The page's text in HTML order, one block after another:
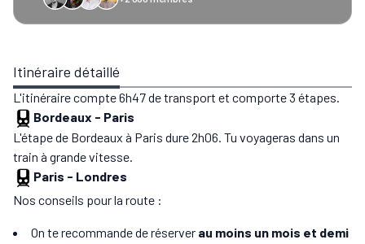
GreenGo Caledonian
Itinéraire détaillé
L'itinéraire compte 6h47 de transport et comporte 3 étapes.
Bordeaux - Paris
L'étape de Bordeaux à Paris dure 2h06. Tu voyageras dans un
train à grande vitesse.
Paris - Londres
Nos conseils pour la route :
On te recommande de réserver au moins un mois et demi